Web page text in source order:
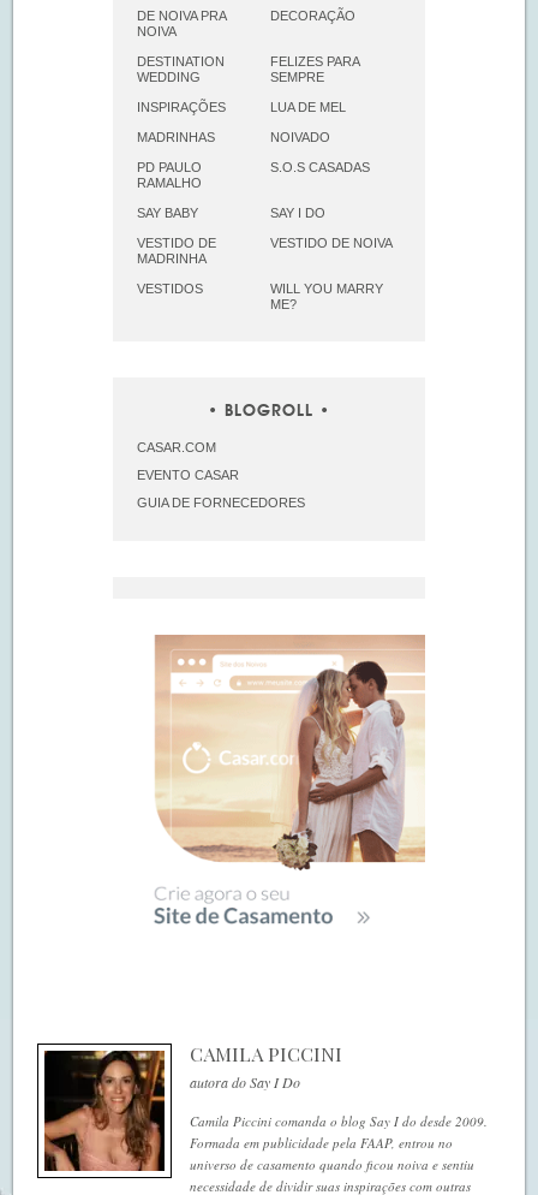
DE NOIVA PRA
NOIVA
DECORAÇÃO
DESTINATION
WEDDING
FELIZES PARA
SEMPRE
INSPIRAÇÕES LUA DE MEL
MADRINHAS NOIVADO
PD PAULO
RAMALHO
S.O.S CASADAS
SAY BABY SAY I DO
VESTIDO DE
MADRINHA
VESTIDO DE NOIVA
VESTIDOS
WILL YOU MARRY
ME?
BLOGROLL
CASAR.COM
EVENTO CASAR
GUIA DE FORNECEDORES
CAMILA PICCINI
autora do Say I Do
Camila Piccini comanda o blog Say I do desde 2009.
Formada em publicidade pela FAAP, entrou no
universo de casamento quando ficou noiva e sentiu
necessidade de dividir suas inspirações com outras